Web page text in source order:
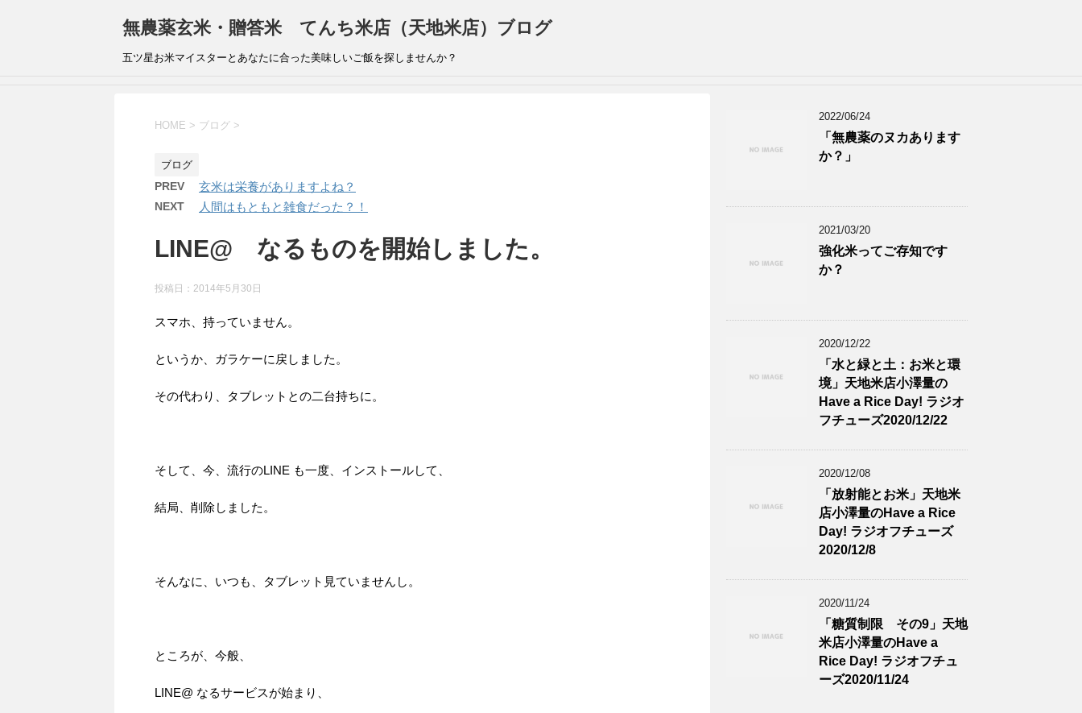
無農薬玄米・贈答米 てんち米店（天地米店）ブログ
五ツ星お米マイスターとあなたに合った美味しいご飯を探しませんか？
HOME > ブログ >
ブログ
PREV 玄米は栄養がありますよね？
NEXT 人間はもともと雑食だった？！
LINE@ なるものを開始しました。
投稿日： 2014年5月30日
スマホ、持っていません。
というか、ガラケーに戻しました。
その代わり、タブレットとの二台持ちに。
そして、今、流行のLINE も一度、インストールして、
結局、削除しました。
そんなに、いつも、タブレット見ていませんし。
ところが、今般、
LINE@ なるサービスが始まり、
2022/06/24
「無農薬のヌカあります
か？」
2021/03/20
強化米ってご存知です
か？
2020/12/22
「水と緑と土：お米と環
境」天地米店小澤量の
Have a Rice Day! ラジオ
フチューズ2020/12/22
2020/12/08
「放射能とお米」天地米
店小澤量のHave a Rice
Day! ラジオフチューズ
2020/12/8
2020/11/24
「糖質制限 その9」天地
米店小澤量のHave a
Rice Day! ラジオフチュ
ーズ2020/11/24